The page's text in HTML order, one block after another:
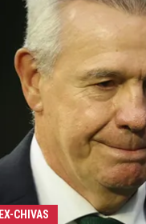
EX-CHIVAS